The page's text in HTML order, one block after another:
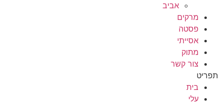
אביב
מרקים
פסטה
אסייתי
מתוק
צור קשר
תפריט
בית
עלי